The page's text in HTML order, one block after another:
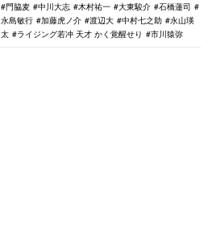
門脇麦
中川大志 木村祐一 大東駿介
石橋蓮司
永島敏行
加藤虎ノ介 渡辺大 中村七之助
永山瑛
太
ライジング若冲 天才 かく覚醒せり 市川猿弥